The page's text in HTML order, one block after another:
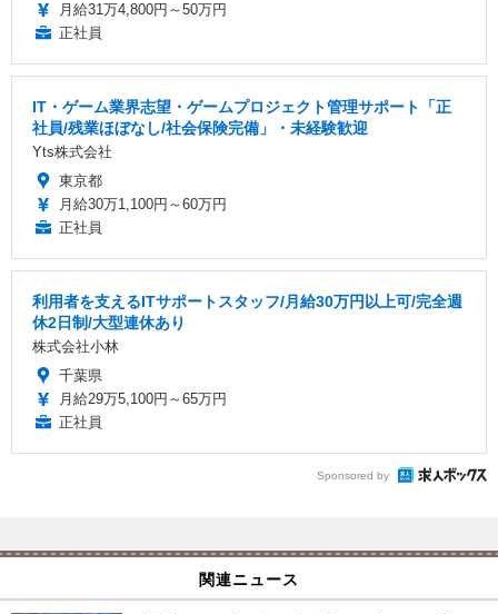
月給31万4,800円～50万円
正社員
IT・ゲーム業界志望・ゲームプロジェクト管理サポート「正
社員/残業ほぼなし/社会保険完備」・未経験歓迎
Yts株式会社
東京都
月給30万1,100円～60万円
正社員
利用者を支えるITサポートスタッフ/月給30万円以上可/完全週
休2日制/大型連休あり
株式会社小林
千葉県
月給29万5,100円～65万円
正社員
Sponsored by
関連ニュース